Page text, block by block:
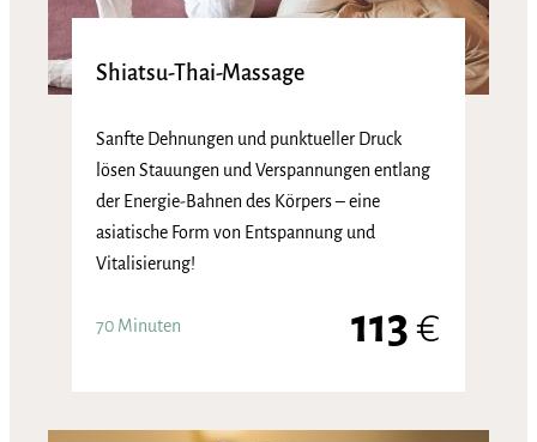
Shiatsu-Thai-Massage
Sanfte Dehnungen und punktueller Druck
lösen Stauungen und Verspannungen entlang
der Energie-Bahnen des Körpers – eine
asiatische Form von Entspannung und
Vitalisierung!
70 Minuten 113€